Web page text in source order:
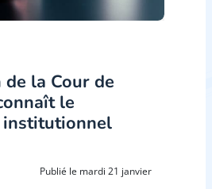
la Cour de
le
institutionnel
Publié le mardi 21 janvier